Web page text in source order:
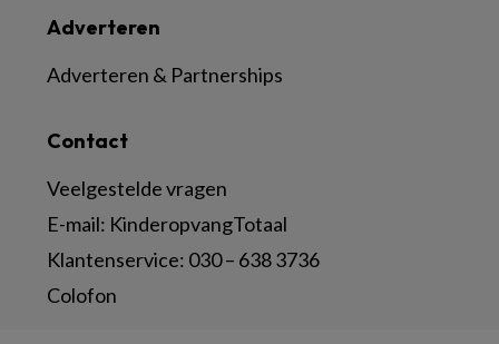
Contact
Veelgestelde vragen
E-mail: KinderopvangTotaal
Klantenservice: 030 – 638 3736
Colofon
Adverteren
Adverteren & Partnerships